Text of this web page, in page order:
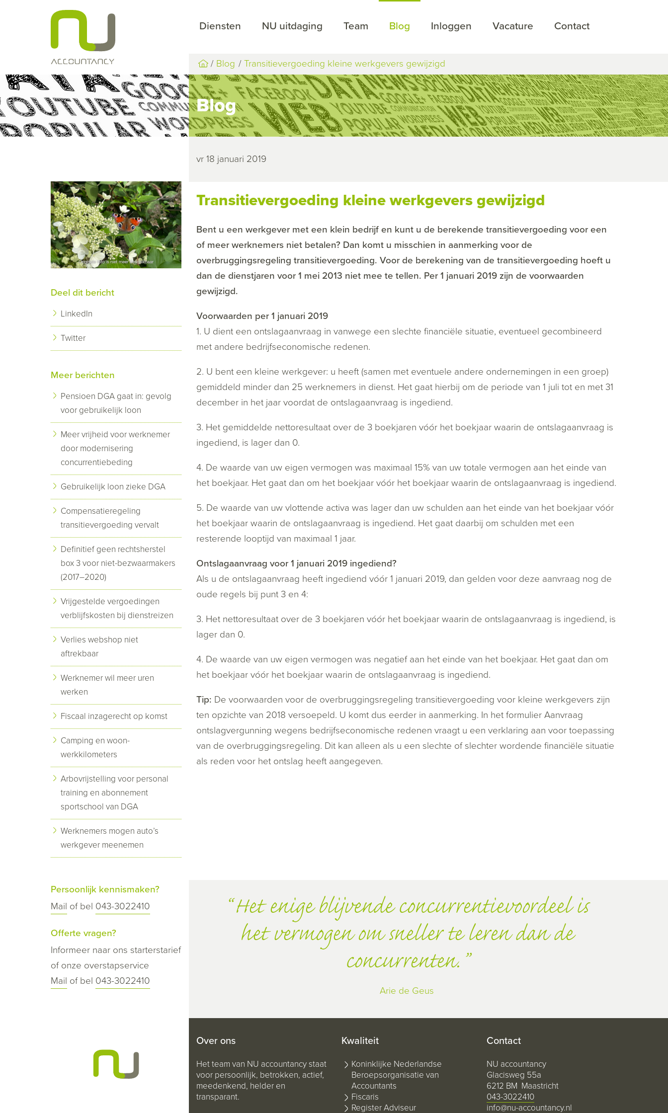
Diensten NU uitdaging Team Blog Inloggen Vacature Contact
Blog Transitievergoeding kleine werkgevers gewijzigd
Blog
vr 18 januari 2019
Transitievergoeding kleine werkgevers gewijzigd
Bent u een werkgever met een klein bedrijf en kunt u de berekende transitievergoeding voor een
of meer werknemers niet betalen? Dan komt u misschien in aanmerking voor de
overbruggingsregeling transitievergoeding. Voor de berekening van de transitievergoeding hoeft u
dan de dienstjaren voor 1 mei 2013 niet mee te tellen. Per 1 januari 2019 zijn de voorwaarden
gewijzigd.
Voorwaarden per 1 januari 2019
1. U dient een ontslagaanvraag in vanwege een slechte financiële situatie, eventueel gecombineerd
met andere bedrijfseconomische redenen.
2. U bent een kleine werkgever: u heeft (samen met eventuele andere ondernemingen in een groep)
gemiddeld minder dan 25 werknemers in dienst. Het gaat hierbij om de periode van 1 juli tot en met 31
december in het jaar voordat de ontslagaanvraag is ingediend.
3. Het gemiddelde nettoresultaat over de 3 boekjaren vóór het boekjaar waarin de ontslagaanvraag is
ingediend, is lager dan 0.
4. De waarde van uw eigen vermogen was maximaal 15% van uw totale vermogen aan het einde van
het boekjaar. Het gaat dan om het boekjaar vóór het boekjaar waarin de ontslagaanvraag is ingediend.
5. De waarde van uw vlottende activa was lager dan uw schulden aan het einde van het boekjaar vóór
het boekjaar waarin de ontslagaanvraag is ingediend. Het gaat daarbij om schulden met een
resterende looptijd van maximaal 1 jaar.
Ontslagaanvraag voor 1 januari 2019 ingediend?
Als u de ontslagaanvraag heeft ingediend vóór 1 januari 2019, dan gelden voor deze aanvraag nog de
oude regels bij punt 3 en 4:
3. Het nettoresultaat over de 3 boekjaren vóór het boekjaar waarin de ontslagaanvraag is ingediend, is
lager dan 0.
4. De waarde van uw eigen vermogen was negatief aan het einde van het boekjaar. Het gaat dan om
het boekjaar vóór het boekjaar waarin de ontslagaanvraag is ingediend.
Tip: De voorwaarden voor de overbruggingsregeling transitievergoeding voor kleine werkgevers zijn
ten opzichte van 2018 versoepeld. U komt dus eerder in aanmerking. In het formulier Aanvraag
ontslagvergunning wegens bedrijfseconomische redenen vraagt u een verklaring aan voor toepassing
van de overbruggingsregeling. Dit kan alleen als u een slechte of slechter wordende financiële situatie
als reden voor het ontslag heeft aangegeven.
Deel dit bericht
LinkedIn
Twitter
Meer berichten
Pensioen DGA gaat in: gevolg
voor gebruikelijk loon
Meer vrijheid voor werknemer
door modernisering
concurrentiebeding
Gebruikelijk loon zieke DGA
Compensatieregeling
transitievergoeding vervalt
Definitief geen rechtsherstel
box 3 voor niet-bezwaarmakers
(2017–2020)
Vrijgestelde vergoedingen
verblijfskosten bij dienstreizen
Verlies webshop niet
aftrekbaar
Werknemer wil meer uren
werken
Fiscaal inzagerecht op komst
Camping en woon-
werkkilometers
Arbovrijstelling voor personal
training en abonnement
sportschool van DGA
Werknemers mogen auto’s
werkgever meenemen
Persoonlijk kennismaken?
Mail of bel 043-3022410
Offerte vragen?
Informeer naar ons starterstarief
of onze overstapservice
Mail of bel 043-3022410
Het enige blijvende concurrentievoordeel is
het vermogen om sneller te leren dan de
concurrenten.
Arie de Geus
Over ons
Het team van NU accountancy staat
voor persoonlijk, betrokken, actief,
meedenkend, helder en
transparant.
Kwaliteit
Koninklijke Nederlandse
Beroepsorganisatie van
Accountants
Fiscaris
Register Adviseur
Contact
NU accountancy
Glacisweg 55a
6212 BM Maastricht
043-3022410
info@nu-accountancy.nl